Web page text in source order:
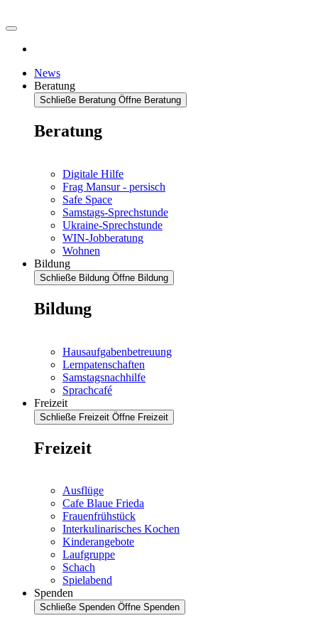
News
Beratung
Schließe Beratung Öffne Beratung
Beratung
Digitale Hilfe
Frag Mansur - persisch
Safe Space
Samstags-Sprechstunde
Ukraine-Sprechstunde
WIN-Jobberatung
Wohnen
Bildung
Schließe Bildung Öffne Bildung
Bildung
Hausaufgabenbetreuung
Lernpatenschaften
Samstagsnachhilfe
Sprachcafé
Freizeit
Schließe Freizeit Öffne Freizeit
Freizeit
Ausflüge
Cafe Blaue Frieda
Frauenfrühstück
Interkulinarisches Kochen
Kinderangebote
Laufgruppe
Schach
Spielabend
Spenden
Schließe Spenden Öffne Spenden